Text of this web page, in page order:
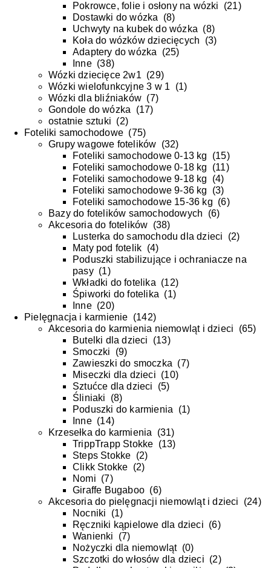
Pokrowce, folie i osłony na wózki (21)
Dostawki do wózka (8)
Uchwyty na kubek do wózka (8)
Koła do wózków dziecięcych (3)
Adaptery do wózka (25)
Inne(38)
Wózki dziecięce 2w1 (29)
Wózki wielofunkcyjne 3 w 1 (1)
Wózki dla bliźniaków (7)
Gondole do wózka (17)
ostatnie sztuki (2)
Foteliki samochodowe (75)
Grupy wagowe fotelików (32)
Foteliki samochodowe 0-13 kg (15)
Foteliki samochodowe 0-18 kg (11)
Foteliki samochodowe 9-18 kg (4)
Foteliki samochodowe 9-36 kg (3)
Foteliki samochodowe 15-36 kg (6)
Bazy do fotelików samochodowych (6)
Akcesoria do fotelików (38)
Lusterka do samochodu dla dzieci (2)
Maty pod fotelik (4)
Poduszki stabilizujące i ochraniacze na
pasy(1)
Wkładki do fotelika (12)
Śpiworki do fotelika (1)
Inne(20)
Pielęgnacja i karmienie (142)
Akcesoria do karmienia niemowląt i dzieci (65)
Butelki dla dzieci (13)
Smoczki (9)
Zawieszki do smoczka (7)
Miseczki dla dzieci (10)
Sztućce dla dzieci (5)
Śliniaki (8)
Poduszki do karmienia (1)
Inne(14)
Krzesełka do karmienia (31)
TrippTrapp Stokke (13)
Steps Stokke (2)
Clikk Stokke (2)
Nomi (7)
Giraffe Bugaboo (6)
Akcesoria do pielęgnacji niemowląt i dzieci (24)
Nocniki (1)
Ręczniki kąpielowe dla dzieci (6)
Wanienki (7)
Nożyczki dla niemowląt(0)
Szczotki do włosów dla dzieci (2)